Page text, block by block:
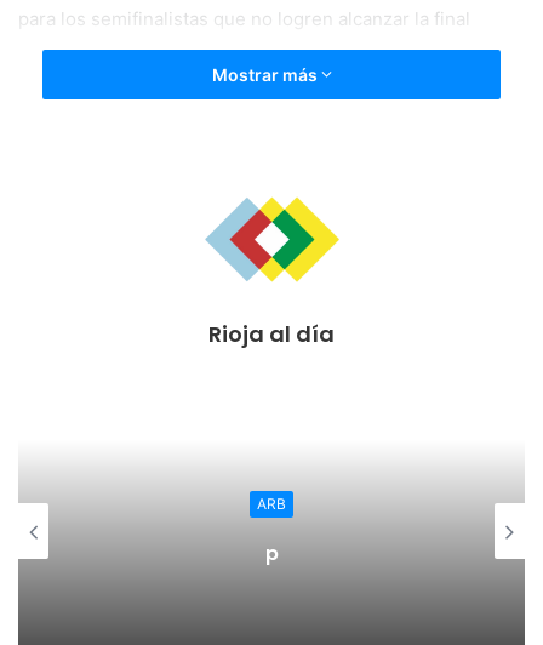
para los semifinalistas que no logren alcanzar la final
La edil delegada en materia deportiva, Pilar Bazo, ha
del deporte que son «el compañerismo, respeto y
tendrán un coste de 50 euros por equipo, podrán
Mostrar más
Rioja al día
ARB
p